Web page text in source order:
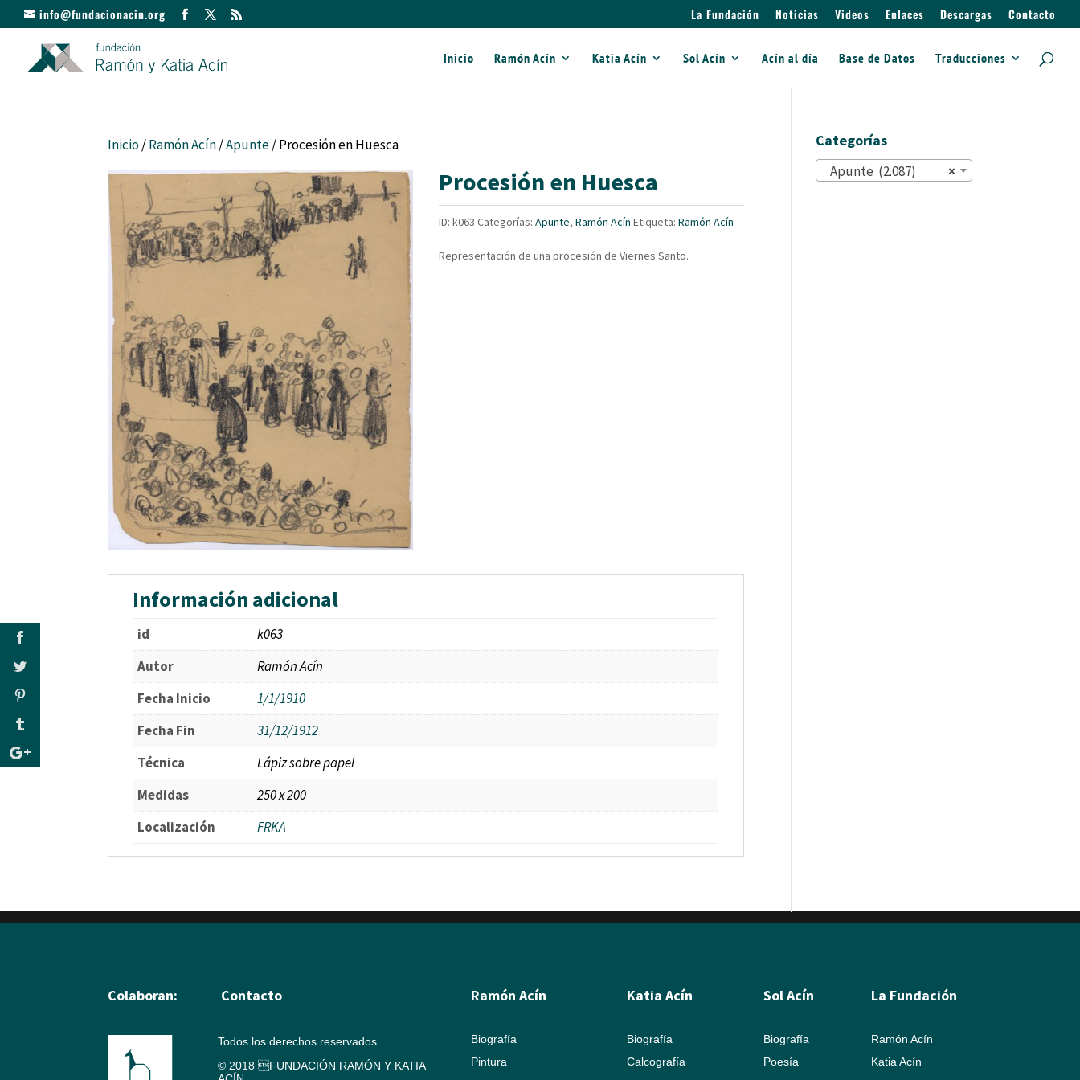
info@fundacionacin.org La Fundación Noticias Videos Enlaces Descargas Contacto
Inicio Ramón Acín Katia Acín Sol Acín Acín al día Base de Datos Traducciones
Inicio/Ramón Acín/Apunte/ Procesión en Huesca
Procesión en Huesca
ID:k063 Categorías:Apunte,Ramón Acín Etiqueta:Ramón Acín
Representación de una procesión de Viernes Santo.
Información adicional
id
k063
Autor
Ramón Acín
Fecha Inicio
1/1/1910
Fecha Fin
31/12/1912
Técnica
Lápiz sobre papel
Medidas
250 x 200
Localización
FRKA
Categorías
×
Apunte (2.087)
Colaboran: Contacto
Todos los derechos reservados
© 2018 FUNDACIÓN RAMÓN Y KATIA
Ramón Acín
Biografía
Pintura
Katia Acín
Biografía
Calcografía
Sol Acín
Biografía
Poesía
La Fundación
Ramón Acín
Katia Acín